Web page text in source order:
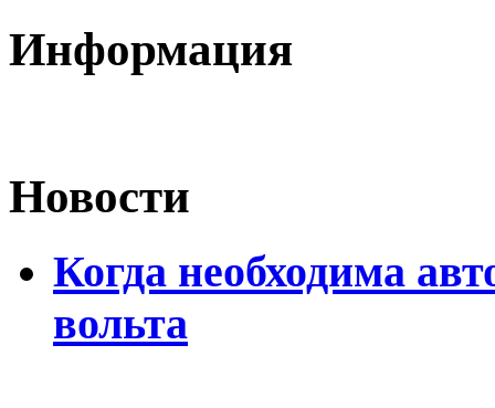
Информация
Новости
Когда необходима
вольта